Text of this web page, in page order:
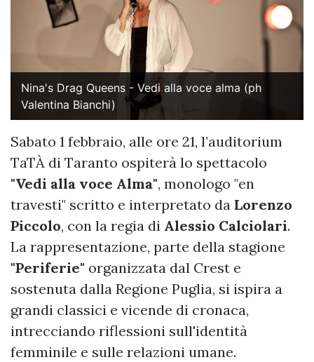
Nina's Drag Queens - Vedi alla voce alma (ph
Valentina Bianchi)
Sabato 1 febbraio, alle ore 21, l’auditorium
TaTÀ di Taranto ospiterà lo spettacolo
"Vedi alla voce Alma", monologo "en
travesti" scritto e interpretato da Lorenzo
Piccolo, con la regia di Alessio Calciolari.
La rappresentazione, parte della stagione
"Periferie" organizzata dal Crest e
sostenuta dalla Regione Puglia, si ispira a
grandi classici e vicende di cronaca,
intrecciando riflessioni sull'identità
femminile e sulle relazioni umane.